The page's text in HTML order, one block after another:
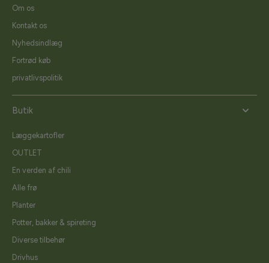
Om os
Kontakt os
Nyhedsindlæg
Fortrød køb
privatlivspolitik
Butik
Læggekartofler
OUTLET
En verden af chili
Alle frø
Planter
Potter, bakker & spireting
Diverse tilbehør
Drivhus